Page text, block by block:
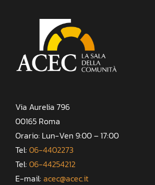
Via Aurelia 796
00165 Roma
Orario: Lun-Ven 9:00 – 17:00
Tel: 06-4402273
Tel: 06-44254212
E-mail: acec@acec.it